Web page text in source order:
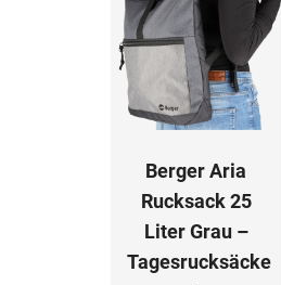
Berger Aria
Rucksack 25
Liter Grau –
Tagesrucksäcke